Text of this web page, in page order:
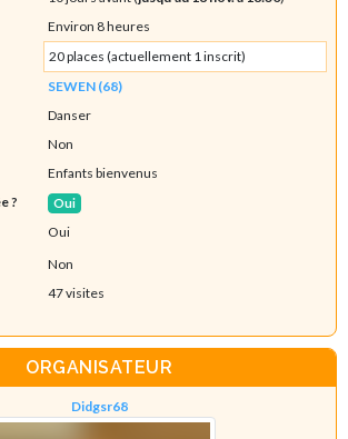
Environ 8 heures
20 places (actuellement 1 inscrit)
SEWEN (68)
Danser
Non
Enfants bienvenus
?
Oui
Oui
Non
47 visites
ORGANISATEUR
Didgsr68